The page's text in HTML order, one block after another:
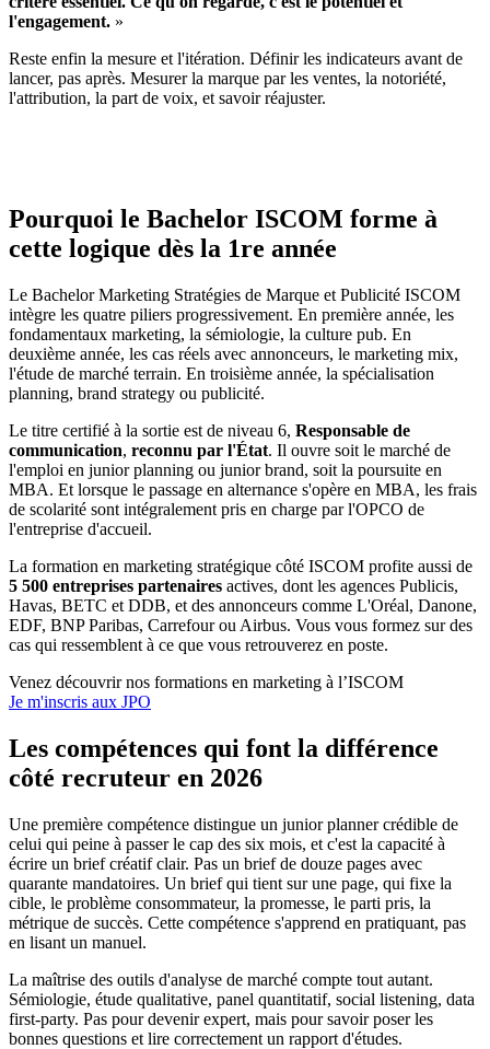
l'engagement. »
Reste enfin la mesure et l'itération. Définir les indicateurs avant de
lancer, pas après. Mesurer la marque par les ventes, la notoriété,
l'attribution, la part de voix, et savoir réajuster.
Pourquoi le Bachelor ISCOM forme à
cette logique dès la 1re année
Le Bachelor Marketing Stratégies de Marque et Publicité ISCOM
intègre les quatre piliers progressivement. En première année, les
fondamentaux marketing, la sémiologie, la culture pub. En
deuxième année, les cas réels avec annonceurs, le marketing mix,
l'étude de marché terrain. En troisième année, la spécialisation
planning, brand strategy ou publicité.
Le titre certifié à la sortie est de niveau 6, Responsable de
communication, reconnu par l'État. Il ouvre soit le marché de
l'emploi en junior planning ou junior brand, soit la poursuite en
MBA. Et lorsque le passage en alternance s'opère en MBA, les frais
de scolarité sont intégralement pris en charge par l'OPCO de
l'entreprise d'accueil.
La formation en marketing stratégique côté ISCOM profite aussi de
5 500 entreprises partenaires actives, dont les agences Publicis,
Havas, BETC et DDB, et des annonceurs comme L'Oréal, Danone,
EDF, BNP Paribas, Carrefour ou Airbus. Vous vous formez sur des
cas qui ressemblent à ce que vous retrouverez en poste.
Venez découvrir nos formations en marketing à l’ISCOM
Je m'inscris aux JPO
Les compétences qui font la différence
côté recruteur en 2026
Une première compétence distingue un junior planner crédible de
celui qui peine à passer le cap des six mois, et c'est la capacité à
écrire un brief créatif clair. Pas un brief de douze pages avec
quarante mandatoires. Un brief qui tient sur une page, qui fixe la
cible, le problème consommateur, la promesse, le parti pris, la
métrique de succès. Cette compétence s'apprend en pratiquant, pas
en lisant un manuel.
La maîtrise des outils d'analyse de marché compte tout autant.
Sémiologie, étude qualitative, panel quantitatif, social listening, data
first-party. Pas pour devenir expert, mais pour savoir poser les
bonnes questions et lire correctement un rapport d'études.